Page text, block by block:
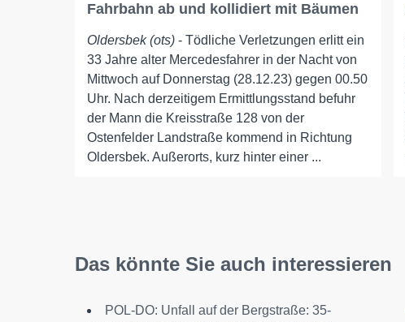
Fahrbahn ab und kollidiert mit Bäumen
Oldersbek (ots) - Tödliche Verletzungen erlitt ein
33 Jahre alter Mercedesfahrer in der Nacht von
Mittwoch auf Donnerstag (28.12.23) gegen 00.50
Uhr. Nach derzeitigem Ermittlungsstand befuhr
der Mann die Kreisstraße 128 von der
Ostenfelder Landstraße kommend in Richtung
Oldersbek. Außerorts, kurz hinter einer ...
Das könnte Sie auch interessieren
POL-DO: Unfall auf der Bergstraße: 35-